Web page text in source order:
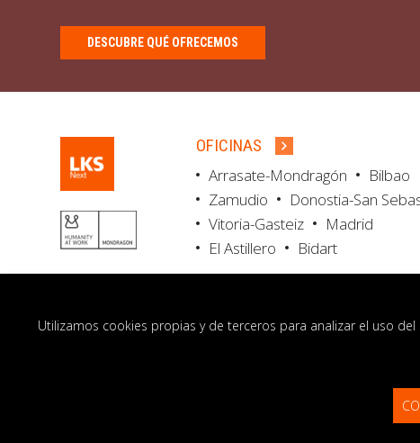
DESCUBRE QUÉ OFRECEMOS
OFICINAS
Arrasate-Mondragón
Bilbao
Zamudio
Donostia-San
Vitoria-Gasteiz
Madrid
El Astillero
Bidart
Portal de
Utilizamos cookies propias y de terceros para analizar el uso